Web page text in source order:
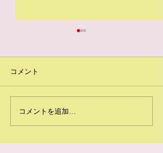
2026年6月のイベント
は・・・
コメント
コメントを追加…